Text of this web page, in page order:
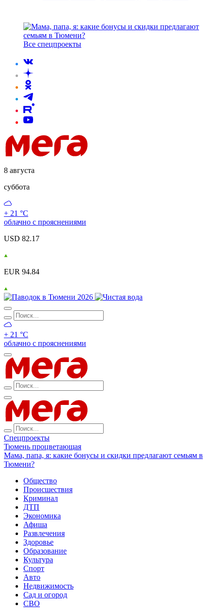
Все спецпроекты
8 августа
суббота
+ 21 °С
облачно с прояснениями
USD 82.17
EUR 94.84
+ 21 °С
облачно с прояснениями
Спецпроекты
Тюмень процветающая
Мама, папа, я: какие бонусы и скидки предлагают семьям в
Тюмени?
Общество
Происшествия
Криминал
ДТП
Экономика
Афиша
Развлечения
Здоровье
Образование
Культура
Спорт
Авто
Недвижимость
Сад и огород
СВО